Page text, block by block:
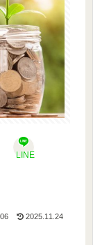
LINE
2025.11.24